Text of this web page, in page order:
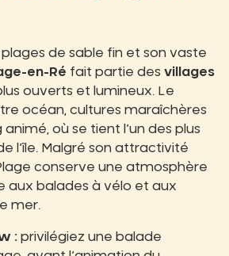
de sable fin et son vaste
en-Ré fait partie des villages
ouverts et lumineux. Le
océan, cultures maraîchères
où se tient l’un des plus
l’île. Malgré son attractivité
conserve une atmosphère
aux balades à vélo et aux
mer.
: privilégiez une balade